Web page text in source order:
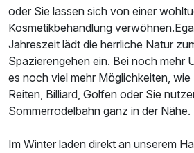
Doppelzimmer Superior
2 Erwachsene und 1 Kind
oder Sie lassen sich von einer
Kosmetikbehandlung
Jahreszeit lädt die herrliche Natur
Spazierengehen ein. Bei noch mehr
es noch viel mehr Möglichkeiten,
Reiten, Billiard, Golfen oder Sie
Sommerrodelbahn ganz in der Nähe.
Im Winter laden direkt an unserem